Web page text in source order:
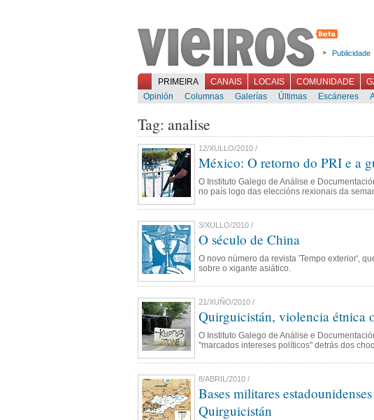
Publicidade
PRIMEIRA CANAIS LOCAIS COMUNIDADE
Opinión
Columnas Galerías Últimas Escáneres
Tag: analise
12/XULLO/2010 /
México: O retorno do PRI e a
O Instituto Galego de Análise e
no país logo das eleccións rexionais da
3/XULLO/2010 /
O século de China
O novo número da revista 'Tempo exterior',
sobre o xigante asiático.
21/XUÑO/2010 /
Quirguicistán, violencia étnica
O Instituto Galego de Análise e
"marcados intereses políticos" detrás dos
8/ABRIL/2010 /
Bases militares
Quirguicistán